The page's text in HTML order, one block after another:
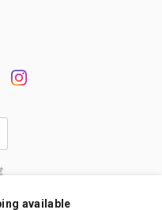
available